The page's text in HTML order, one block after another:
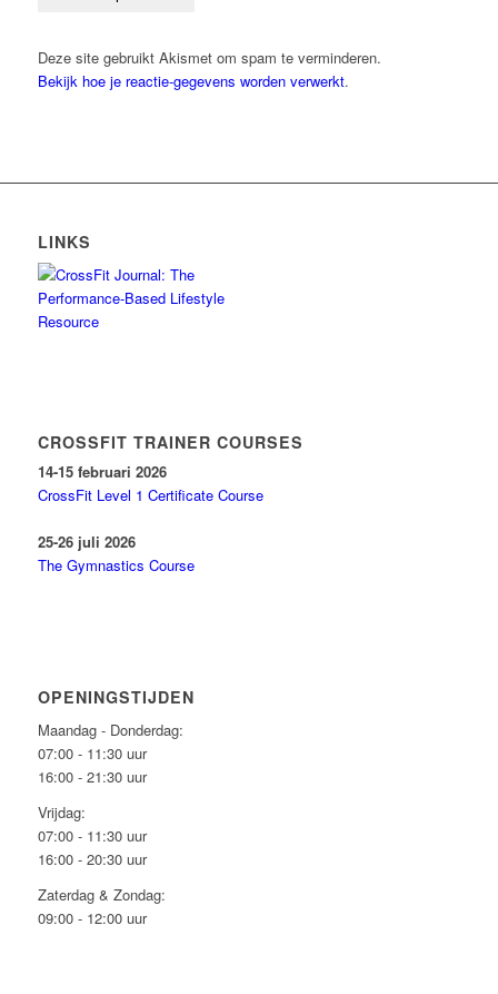
Deze site gebruikt Akismet om spam te verminderen.
Bekijk hoe je reactie-gegevens worden verwerkt.
LINKS
CROSSFIT TRAINER COURSES
14-15 februari 2026
CrossFit Level 1 Certificate Course
25-26 juli 2026
The Gymnastics Course
OPENINGSTIJDEN
Maandag - Donderdag:
07:00 - 11:30 uur
16:00 - 21:30 uur
Vrijdag:
07:00 - 11:30 uur
16:00 - 20:30 uur
Zaterdag & Zondag:
09:00 - 12:00 uur